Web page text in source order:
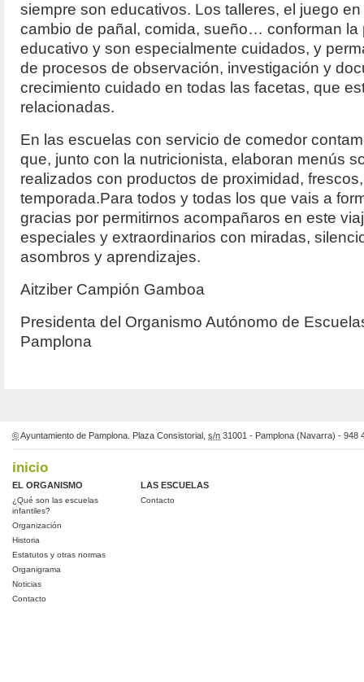
siempre son educativos. Los talleres, el juego
cambio de pañal, comida, sueño… conforman la
educativo y son especialmente cuidados, y
de procesos de observación, investigación y
crecimiento cuidado en todas las facetas, que
relacionadas.
En las escuelas con servicio de comedor
que, junto con la nutricionista, elaboran menús
realizados con productos de proximidad,
temporada.Para todos y todas los que vais a
gracias por permitirnos acompañaros en este
especiales y extraordinarios con miradas,
asombros y aprendizajes.
Aitziber Campión Gamboa
Presidenta del Organismo Autónomo de
Pamplona
©Ayuntamiento de Pamplona. Plaza Consistorial, s/n 31001 - Pamplona (Navarra) - 948
inicio
EL ORGANISMO
¿Qué son las escuelas
infantiles?
Organización
Historia
Estatutos y otras normas
Organigrama
Noticias
Contacto
LAS ESCUELAS
Contacto